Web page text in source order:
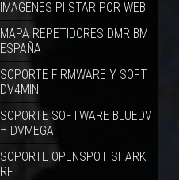
IMAGENES PI STAR POR WEB
MAPA REPETIDORES DMR BM
ESPAÑA
SOPORTE FIRMWARE Y SOFT
DV4MINI
SOPORTE SOFTWARE BLUEDV
– DVMEGA
SOPORTE OPENSPOT SHARK
RF